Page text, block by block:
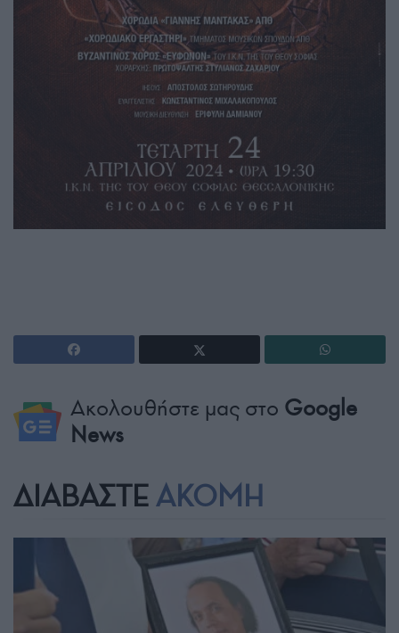
Ακολουθήστε μας στο Google
News
ΔΙΑΒΑΣΤΕ ΑΚΟΜΗ